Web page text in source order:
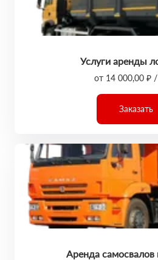
Услуги аренды
от 14 000,00 ₽
Заказать
Аренда